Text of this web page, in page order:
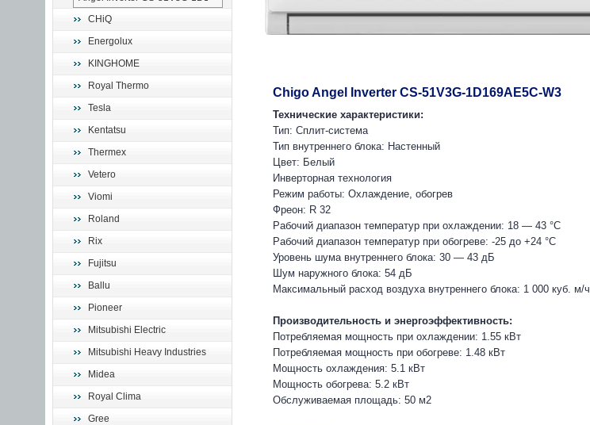
CHiQ
Energolux
KINGHOME
Royal Thermo
Tesla
Kentatsu
Thermex
Vetero
Viomi
Roland
Rix
Fujitsu
Ballu
Pioneer
Mitsubishi Electric
Mitsubishi Heavy Industries
Midea
Royal Clima
Gree
Chigo Angel Inverter CS-51V3G-1D169AE5C-W3
Технические характеристики:
Тип: Сплит-система
Тип внутреннего блока: Настенный
Цвет: Белый
Инверторная технология
Режим работы: Охлаждение, обогрев
Фреон: R 32
Рабочий диапазон температур при охлаждении: 18 — 43 °C
Рабочий диапазон температур при обогреве: -25 до +24 °C
Уровень шума внутреннего блока: 30 — 43 дБ
Шум наружного блока: 54 дБ
Максимальный расход воздуха внутреннего блока: 1 000 куб. м/ч
Производительность и энергоэффективность:
Потребляемая мощность при охлаждении: 1.55 кВт
Потребляемая мощность при обогреве: 1.48 кВт
Мощность охлаждения: 5.1 кВт
Мощность обогрева: 5.2 кВт
Обслуживаемая площадь: 50 м2